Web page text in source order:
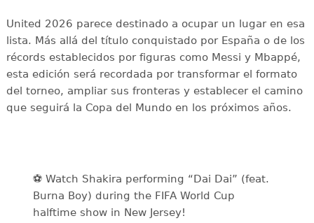
United 2026 parece destinado a ocupar un lugar en esa
lista. Más allá del título conquistado por España o de los
récords establecidos por figuras como Messi y Mbappé,
esta edición será recordada por transformar el formato
del torneo, ampliar sus fronteras y establecer el camino
que seguirá la Copa del Mundo en los próximos años.
⚽️️ Watch Shakira performing “Dai Dai” (feat.
Burna Boy) during the FIFA World Cup
halftime show in New Jersey!